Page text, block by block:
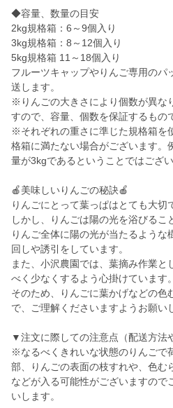
◆容量、数量の目安
2kg規格箱：6～9個入り
3kg規格箱：8～12個入り
5kg規格箱 11～18個入り
フルーツキャップやりんご専用のパ
送します。
※りんごの大きさにより個数が異な
すので、容量、個数を保証するもの
※それぞれの重さに準じた規格箱を
格箱に満たない場合がございます。
量が3kgであるということではござい
🍎美味しいりんごの秘訣🍎
りんごにとって葉っぱはとても大切
しかし、りんごは陽の光を浴びるこ
りんご全体に陽の光が当たるような
回しや誘引をしています。
また、小沢農園では、葉摘み作業と
べく少なくするよう心掛けています。
そのため、りんごに葉かげなどの色
で、ご理解くださいますようお願い
▼注文に際しての注意点（配送方法
※なるべくきれいな状態のりんごで
部、りんごの表面の枝すれや、色む
などが入る可能性がございますので
いします。